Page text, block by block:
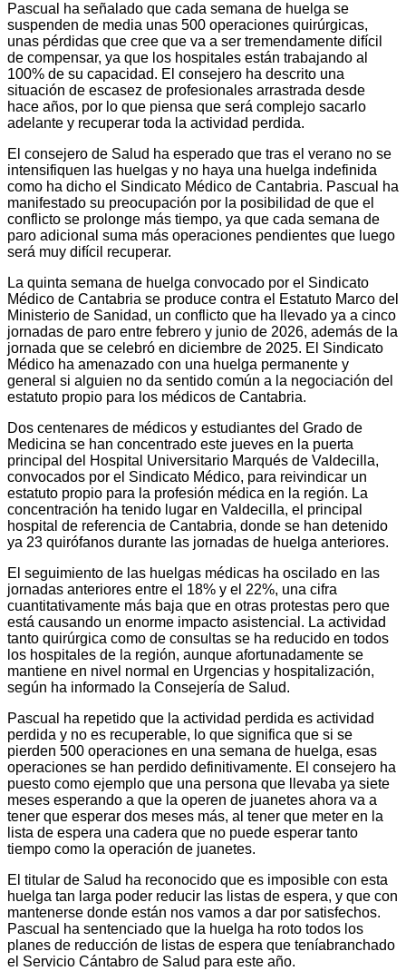
Pascual ha señalado que cada semana de huelga se
suspenden de media unas 500 operaciones quirúrgicas,
unas pérdidas que cree que va a ser tremendamente difícil
de compensar, ya que los hospitales están trabajando al
100% de su capacidad. El consejero ha descrito una
situación de escasez de profesionales arrastrada desde
hace años, por lo que piensa que será complejo sacarlo
adelante y recuperar toda la actividad perdida.
El consejero de Salud ha esperado que tras el verano no se
intensifiquen las huelgas y no haya una huelga indefinida
como ha dicho el Sindicato Médico de Cantabria. Pascual ha
manifestado su preocupación por la posibilidad de que el
conflicto se prolonge más tiempo, ya que cada semana de
paro adicional suma más operaciones pendientes que luego
será muy difícil recuperar.
La quinta semana de huelga convocado por el Sindicato
Médico de Cantabria se produce contra el Estatuto Marco del
Ministerio de Sanidad, un conflicto que ha llevado ya a cinco
jornadas de paro entre febrero y junio de 2026, además de la
jornada que se celebró en diciembre de 2025. El Sindicato
Médico ha amenazado con una huelga permanente y
general si alguien no da sentido común a la negociación del
estatuto propio para los médicos de Cantabria.
Dos centenares de médicos y estudiantes del Grado de
Medicina se han concentrado este jueves en la puerta
principal del Hospital Universitario Marqués de Valdecilla,
convocados por el Sindicato Médico, para reivindicar un
estatuto propio para la profesión médica en la región. La
concentración ha tenido lugar en Valdecilla, el principal
hospital de referencia de Cantabria, donde se han detenido
ya 23 quirófanos durante las jornadas de huelga anteriores.
El seguimiento de las huelgas médicas ha oscilado en las
jornadas anteriores entre el 18% y el 22%, una cifra
cuantitativamente más baja que en otras protestas pero que
está causando un enorme impacto asistencial. La actividad
tanto quirúrgica como de consultas se ha reducido en todos
los hospitales de la región, aunque afortunadamente se
mantiene en nivel normal en Urgencias y hospitalización,
según ha informado la Consejería de Salud.
Pascual ha repetido que la actividad perdida es actividad
perdida y no es recuperable, lo que significa que si se
pierden 500 operaciones en una semana de huelga, esas
operaciones se han perdido definitivamente. El consejero ha
puesto como ejemplo que una persona que llevaba ya siete
meses esperando a que la operen de juanetes ahora va a
tener que esperar dos meses más, al tener que meter en la
lista de espera una cadera que no puede esperar tanto
tiempo como la operación de juanetes.
El titular de Salud ha reconocido que es imposible con esta
huelga tan larga poder reducir las listas de espera, y que con
mantenerse donde están nos vamos a dar por satisfechos.
Pascual ha sentenciado que la huelga ha roto todos los
planes de reducción de listas de espera que teníabranchado
el Servicio Cántabro de Salud para este año.